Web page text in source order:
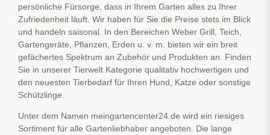
persönliche Fürsorge, dass in Ihrem Garten alles zu Ihrer
Zufriedenheit läuft. Wir haben für Sie die Preise stets im Blick
und handeln saisonal. In den Bereichen Weber Grill, Teich,
Gartengeräte, Pflanzen, Erden u. v. m. bieten wir ein breit
gefächertes Spektrum an Zubehör und Produkten an. Finden
Sie in unserer Tierwelt Kategorie qualitativ hochwertigen und
den neuesten Tierbedarf für Ihren Hund, Katze oder sonstige
Schützlinge.
Unter dem Namen meingartencenter24.de wird ein riesiges
Sortiment für alle Gartenliebhaber angeboten. Die lange